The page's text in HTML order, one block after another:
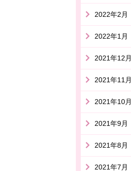
2022年2月
2022年1月
2021年12月
2021年11月
2021年10月
2021年9月
2021年8月
2021年7月